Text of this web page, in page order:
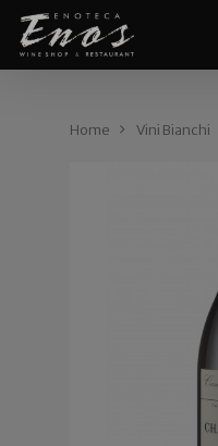
Home Vini Bianchi